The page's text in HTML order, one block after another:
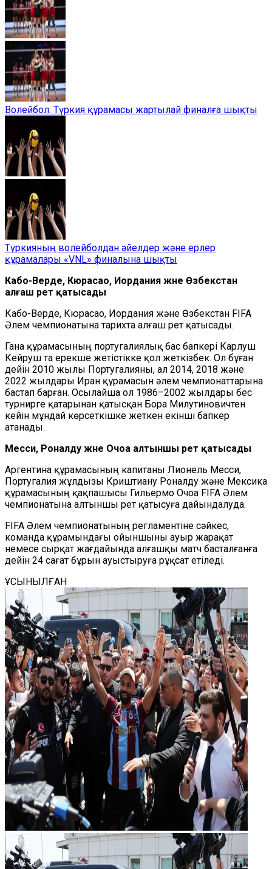
Волейбол: Түркия құрамасы жартылай финалға шықты
Түркияның волейболдан әйелдер және ерлер
құрамалары «VNL» финалына шықты
Кабо-Верде, Кюрасао, Иордания және Өзбекстан
алғаш рет қатысады
Кабо-Верде, Кюрасао, Иордания және Өзбекстан FIFA
Әлем чемпионатына тарихта алғаш рет қатысады.
Гана құрамасының португалиялық бас бапкері Карлуш
Кейруш та ерекше жетістікке қол жеткізбек. Ол бұған
дейін 2010 жылы Португалияны, ал 2014, 2018 және
2022 жылдары Иран құрамасын әлем чемпионаттарына
бастап барған. Осылайша ол 1986–2002 жылдары бес
турнирге қатарынан қатысқан Бора Милутиновичтен
кейін мұндай көрсеткішке жеткен екінші бапкер
атанады.
Месси, Роналду және Очоа алтыншы рет қатысады
Аргентина құрамасының капитаны Лионель Месси,
Португалия жұлдызы Криштиану Роналду және Мексика
құрамасының қақпашысы Гильермо Очоа FIFA Әлем
чемпионатына алтыншы рет қатысуға дайындалуда.
FIFA Әлем чемпионатының регламентіне сәйкес,
команда құрамындағы ойыншыны ауыр жарақат
немесе сырқат жағдайында алғашқы матч басталғанға
дейін 24 сағат бұрын ауыстыруға рұқсат етіледі.
ҰСЫНЫЛҒАН